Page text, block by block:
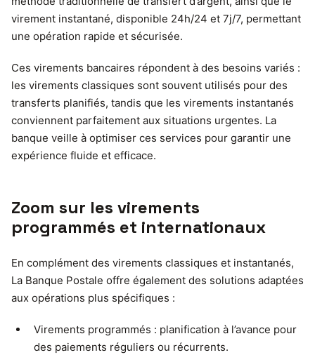
virement instantané, disponible 24h/24 et 7j/7, permettant
une opération rapide et sécurisée.
Ces virements bancaires répondent à des besoins variés :
les virements classiques sont souvent utilisés pour des
transferts planifiés, tandis que les virements instantanés
conviennent parfaitement aux situations urgentes. La
banque veille à optimiser ces services pour garantir une
expérience fluide et efficace.
Zoom sur les virements
programmés et internationaux
En complément des virements classiques et instantanés,
La Banque Postale offre également des solutions adaptées
aux opérations plus spécifiques :
Virements programmés : planification à l’avance pour
des paiements réguliers ou récurrents.